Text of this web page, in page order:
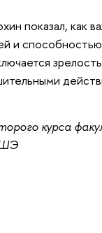
показал, как
и
курса